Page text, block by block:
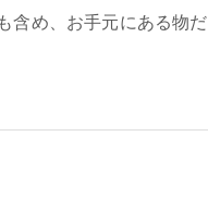
含め、お手元にある物